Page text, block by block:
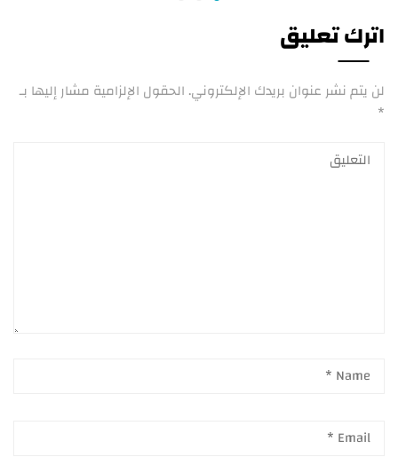
اترك تعليق
لن يتم نشر عنوان بريدك الإلكتروني. الحقول الإلزامية مشار إليها بـ
*